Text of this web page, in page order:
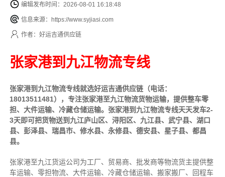
编辑发布时间：2026-08-01 16:18:48
信息来源：https://www.syjiasi.com
作者：好运吉通供应链
张家港到九江物流专线
张家港到九江物流专线就选好运吉通供应链（电话：
18013511481），专注张家港至九江物流货物运输，提供整车零
担、大件运输、冷藏仓储运输。张家港到九江物流专线天天发车2-
3天即可把货物送到九江庐山区、浔阳区、九江县、武宁县、湖口
县、彭泽县、瑞昌市、修水县、永修县、德安县、星子县、都昌
县。
张家港至九江货运公司为工厂、贸易商、批发商等物流货主提供整
车运输、零担物流、大件运输、冷藏仓储运输、搬家搬厂、回程车